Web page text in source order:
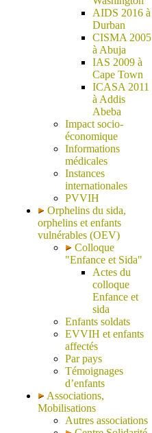
AIDS 2016 à
Durban
CISMA 2005
à Abuja
IAS 2009 à
Cape Town
ICASA 2011
à Addis
Abeba
Impact socio-
économique
Informations
médicales
Instances
internationales
PVVIH
Orphelins du sida,
orphelins et enfants
vulnérables (OEV)
Colloque
"Enfance et Sida"
Actes du
colloque
Enfance et
sida
Enfants soldats
EVVIH et enfants
affectés
Par pays
Témoignages
d’enfants
Associations,
Mobilisations
Autres associations